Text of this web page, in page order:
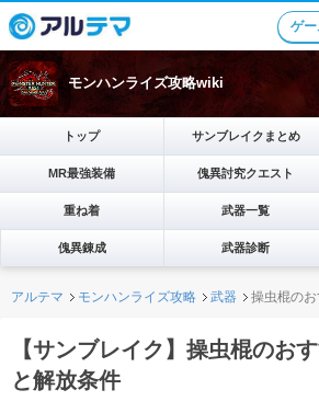
ゲ
モンハンライズ攻略wiki
トップ サンブレイクまとめ
MR最強装備 傀異討究クエスト
重ね着 武器一覧
傀異錬成 武器診断
アルテマ モンハンライズ攻略 武器 操虫棍の
【サンブレイク】操虫棍のお
と解放条件